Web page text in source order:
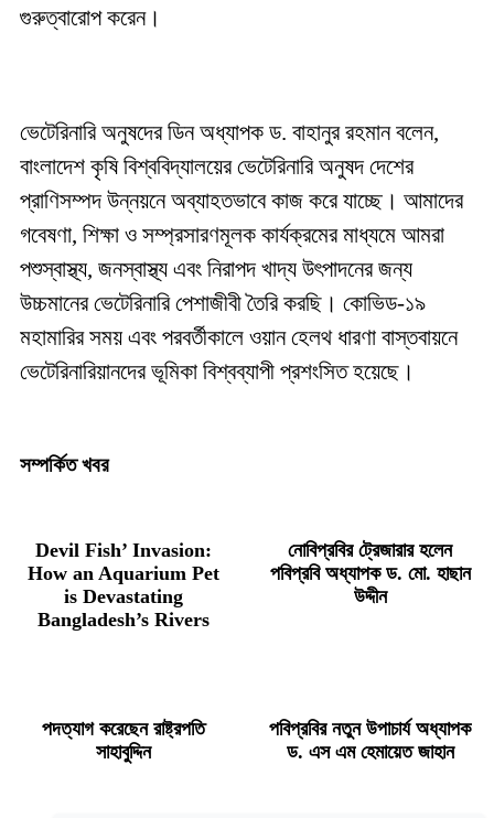
গুরুত্বারোপ করেন।
ভেটেরিনারি অনুষদের ডিন অধ্যাপক ড. বাহানুর রহমান বলেন,
বাংলাদেশ কৃষি বিশ্ববিদ্যালয়ের ভেটেরিনারি অনুষদ দেশের
প্রাণিসম্পদ উন্নয়নে অব্যাহতভাবে কাজ করে যাচ্ছে। আমাদের
গবেষণা, শিক্ষা ও সম্প্রসারণমূলক কার্যক্রমের মাধ্যমে আমরা
পশুস্বাস্থ্য, জনস্বাস্থ্য এবং নিরাপদ খাদ্য উৎপাদনের জন্য
উচ্চমানের ভেটেরিনারি পেশাজীবী তৈরি করছি। কোভিড-১৯
মহামারির সময় এবং পরবর্তীকালে ওয়ান হেলথ ধারণা বাস্তবায়নে
ভেটেরিনারিয়ানদের ভূমিকা বিশ্বব্যাপী প্রশংসিত হয়েছে।
সম্পর্কিত খবর
Devil Fish’ Invasion:
How an Aquarium Pet
is Devastating
Bangladesh’s Rivers
নোবিপ্রবির ট্রেজারার হলেন
পবিপ্রবি অধ্যাপক ড. মো. হাছান
উদ্দীন
পদত্যাগ করেছেন রাষ্ট্রপতি
সাহাবুদ্দিন
পবিপ্রবির নতুন উপাচার্য অধ্যাপক
ড. এস এম হেমায়েত জাহান